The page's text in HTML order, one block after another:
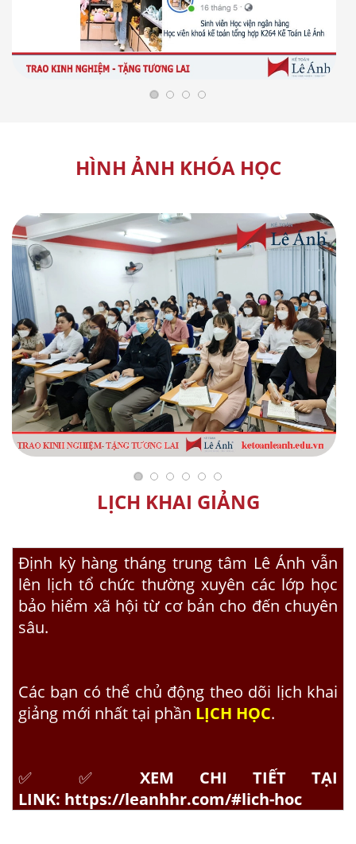
HÌNH ẢNH KHÓA HỌC
LỊCH KHAI GIẢNG
Định kỳ hàng tháng trung tâm Lê Ánh vẫn
lên lịch tổ chức thường xuyên các lớp học
bảo hiểm xã hội từ cơ bản cho đến chuyên
sâu.
Các bạn có thể chủ động theo dõi lịch khai
giảng mới nhất tại phần LỊCH HỌC.
✅ ✅ XEM CHI TIẾT TẠI
LINK: https://leanhhr.com/#lich-hoc